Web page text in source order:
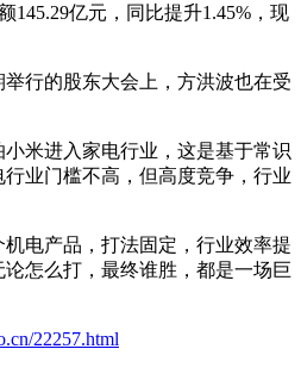
145.29亿元，同比提升1.45%，现
行的股东大会上，方洪波也在受
米进入家电行业，这是基于常识
业门槛不高，但高度竞争，行业
电产品，打法固定，行业效率提
怎么打，最终谁胜，都是一场巨
22257.html